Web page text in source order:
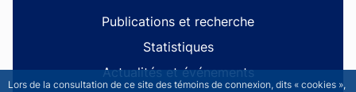
Lors de la consultation de ce site des témoins de connexion, dits « cookies »,
Publications et recherche
Statistiques
Actualités et événements